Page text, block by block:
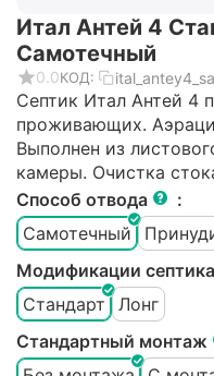
Итал Антей 4
Самотечный
0.0КОД:
Септик Итал Антей 4
проживающих.
Выполнен из
камеры. Очистка
Способ отвода
:
Самотечный
Модификации септика
Стандарт
Лонг
Стандартный монтаж